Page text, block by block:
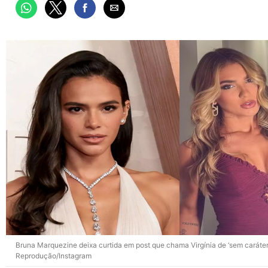
Bruna Marquezine deixa curtida em post que chama Virgínia de ‘sem
Reprodução/Instagram